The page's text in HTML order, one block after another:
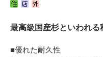
かたなび
すまいリング
最高級国産杉といわれる
■優れた耐久性